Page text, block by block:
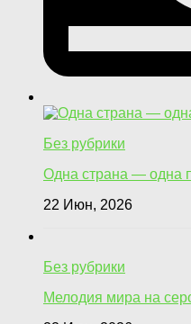
Без рубрики
Одна страна — одна
22 Июн, 2026
Без рубрики
Мелодия мира на